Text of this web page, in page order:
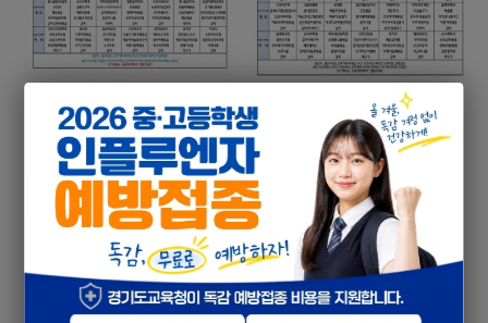
6월 22일 ~ 6월 28일, 중
앙한방병원 입원 식단, 암
환자 식이관리
2026-06-20
6월 15일 ~ 26년 6월 21
일, 중앙한방병원 입원 식
단, 암환자 식이관리
2026-06-13